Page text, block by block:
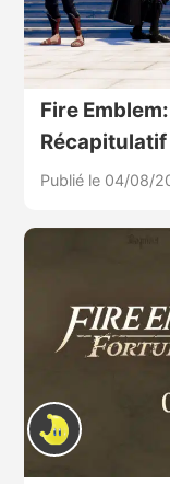
Fire
Récapitulatif
Publié le 04/08/